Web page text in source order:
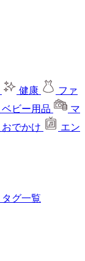
健康
ファ
ベビー用品
マ
おでかけ
エン
タグ一覧